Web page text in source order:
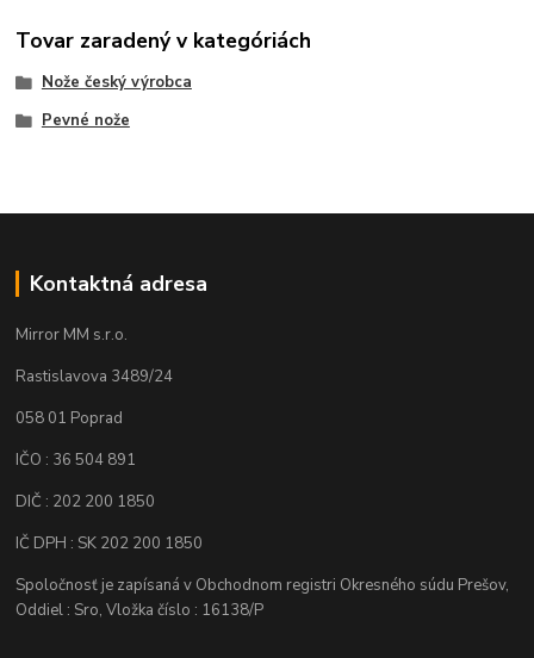
Tovar zaradený v kategóriách
Nože český výrobca
Pevné nože
Kontaktná adresa
Mirror MM s.r.o.
Rastislavova 3489/24
058 01 Poprad
IČO : 36 504 891
DIČ : 202 200 1850
IČ DPH : SK 202 200 1850
Spoločnosť je zapísaná v Obchodnom registri Okresného súdu Prešov,
Oddiel : Sro, Vložka číslo : 16138/P